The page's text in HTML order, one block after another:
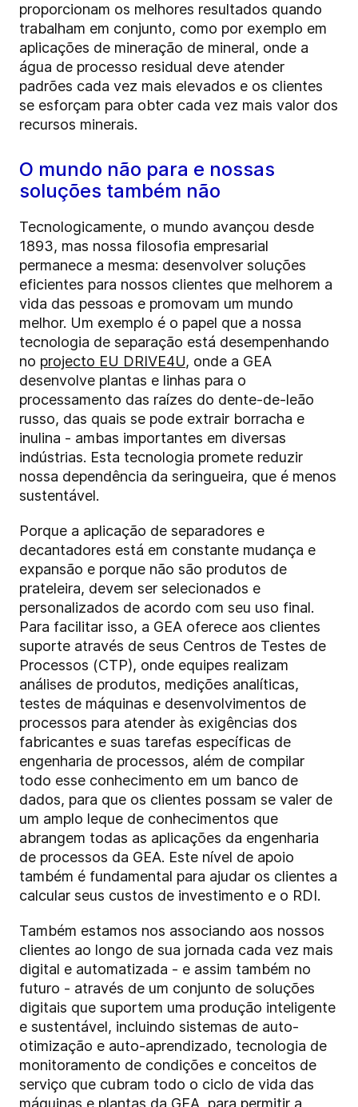
proporcionam os melhores resultados quando
trabalham em conjunto, como por exemplo em
aplicações de mineração de mineral, onde a
água de processo residual deve atender
padrões cada vez mais elevados e os clientes
se esforçam para obter cada vez mais valor dos
recursos minerais.
O mundo não para e nossas
soluções também não
Tecnologicamente, o mundo avançou desde
1893, mas nossa filosofia empresarial
permanece a mesma: desenvolver soluções
eficientes para nossos clientes que melhorem a
vida das pessoas e promovam um mundo
melhor. Um exemplo é o papel que a nossa
tecnologia de separação está desempenhando
no projecto EU DRIVE4U, onde a GEA
desenvolve plantas e linhas para o
processamento das raízes do dente-de-leão
russo, das quais se pode extrair borracha e
inulina - ambas importantes em diversas
indústrias. Esta tecnologia promete reduzir
nossa dependência da seringueira, que é menos
sustentável.
Porque a aplicação de separadores e
decantadores está em constante mudança e
expansão e porque não são produtos de
prateleira, devem ser selecionados e
personalizados de acordo com seu uso final.
Para facilitar isso, a GEA oferece aos clientes
suporte através de seus Centros de Testes de
Processos (CTP), onde equipes realizam
análises de produtos, medições analíticas,
testes de máquinas e desenvolvimentos de
processos para atender às exigências dos
fabricantes e suas tarefas específicas de
engenharia de processos, além de compilar
todo esse conhecimento em um banco de
dados, para que os clientes possam se valer de
um amplo leque de conhecimentos que
abrangem todas as aplicações da engenharia
de processos da GEA. Este nível de apoio
também é fundamental para ajudar os clientes a
calcular seus custos de investimento e o RDI.
Também estamos nos associando aos nossos
clientes ao longo de sua jornada cada vez mais
digital e automatizada - e assim também no
futuro - através de um conjunto de soluções
digitais que suportem uma produção inteligente
e sustentável, incluindo sistemas de auto-
otimização e auto-aprendizado, tecnologia de
monitoramento de condições e conceitos de
serviço que cubram todo o ciclo de vida das
máquinas e plantas da GEA, para permitir a